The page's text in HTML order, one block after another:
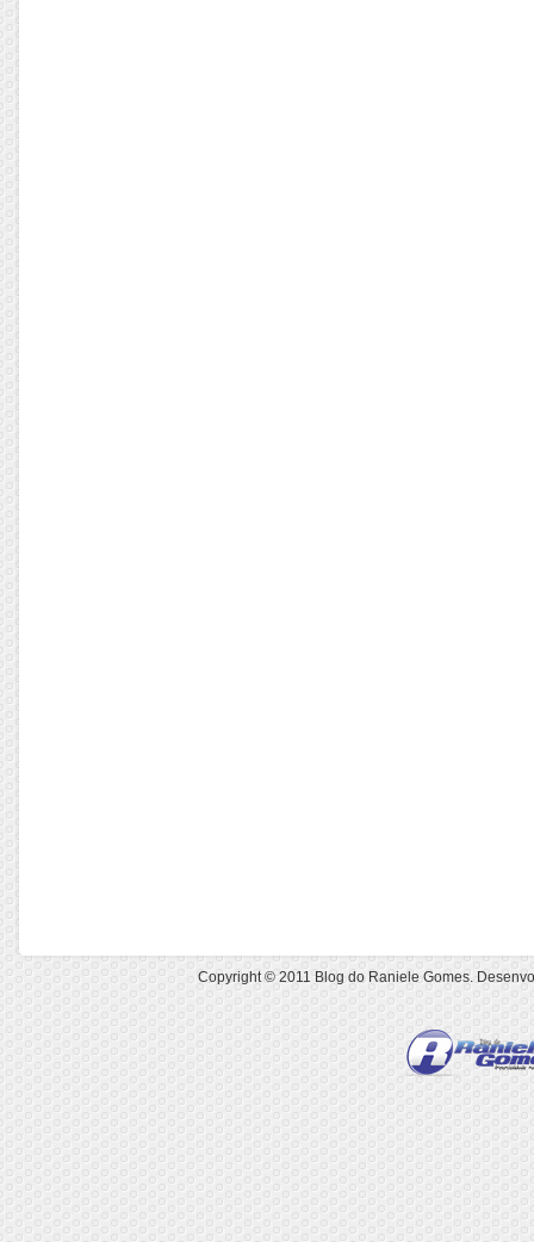
Copyright © 2011Blog do Raniele Gomes.